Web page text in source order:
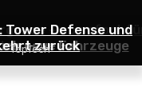
– ab sofort
neue Fahrzeuge
Defense und
zurück
TopTech